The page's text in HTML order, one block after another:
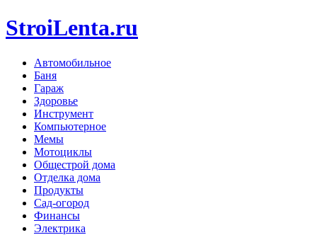
StroiLenta.ru
Автомобильное
Баня
Гараж
Здоровье
Инструмент
Компьютерное
Мемы
Мотоциклы
Общестрой дома
Отделка дома
Продукты
Сад-огород
Финансы
Электрика